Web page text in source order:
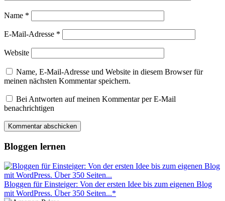
Name *
E-Mail-Adresse *
Website
Name, E-Mail-Adresse und Website in diesem Browser für
meinen nächsten Kommentar speichern.
Bei Antworten auf meinen Kommentar per E-Mail
benachrichtigen
Bloggen lernen
Bloggen für Einsteiger: Von der ersten Idee bis zum eigenen Blog
mit WordPress. Über 350 Seiten...*